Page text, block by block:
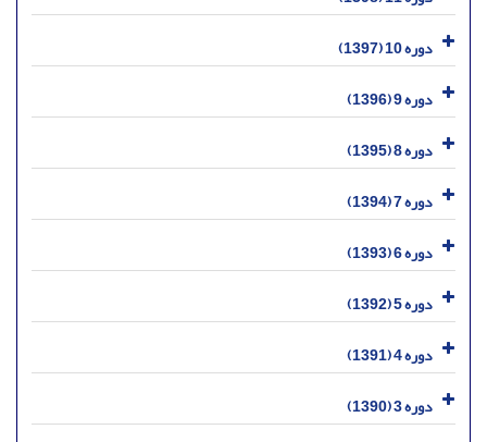
دوره 10 (1397)
دوره 9 (1396)
دوره 8 (1395)
دوره 7 (1394)
دوره 6 (1393)
دوره 5 (1392)
دوره 4 (1391)
دوره 3 (1390)